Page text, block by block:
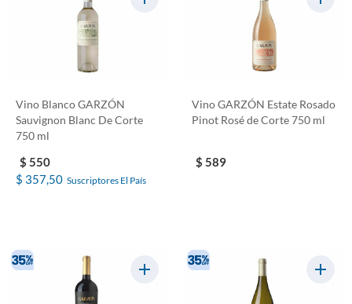
Vino Blanco GARZÓN
Sauvignon Blanc De Corte
750 ml
$ 550
$ 357,50 Suscriptores El País
Vino GARZÓN Estate Rosado
Pinot Rosé de Corte 750 ml
$ 589